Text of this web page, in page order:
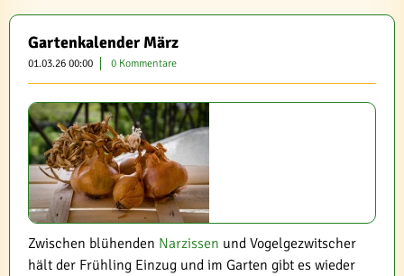
Gartenkalender März
01.03.26 00:00 0 Kommentare
Zwischen blühenden Narzissen und Vogelgezwitscher
hält der Frühling Einzug und im Garten gibt es wieder